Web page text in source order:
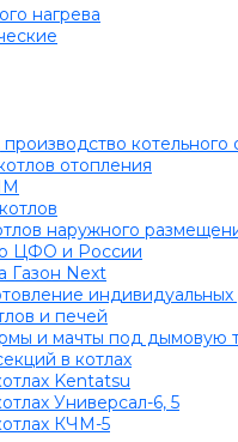
нагрева
котельного
отопления
наружного
ЦФО и России
Газон Next
и печей
и мачты под дымовую
в котлах
Kentatsu
Универсал-6, 5
КЧМ-5